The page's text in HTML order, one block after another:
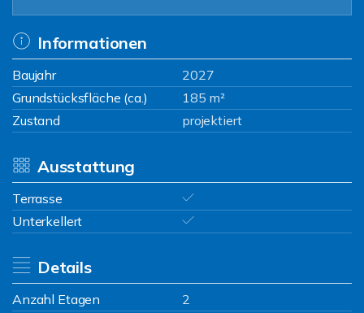
Informationen
Baujahr
2027
Grundstücksfläche (ca.)
185 m²
Zustand
projektiert
Ausstattung
Terrasse
Unterkellert
Details
Anzahl Etagen
2